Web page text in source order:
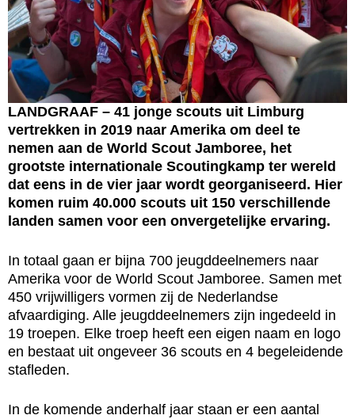
LANDGRAAF – 41 jonge scouts uit Limburg
vertrekken in 2019 naar Amerika om deel te
nemen aan de World Scout Jamboree, het
grootste internationale Scoutingkamp ter wereld
dat eens in de vier jaar wordt georganiseerd. Hier
komen ruim 40.000 scouts uit 150 verschillende
landen samen voor een onvergetelijke ervaring.
In totaal gaan er bijna 700 jeugddeelnemers naar
Amerika voor de World Scout Jamboree. Samen met
450 vrijwilligers vormen zij de Nederlandse
afvaardiging. Alle jeugddeelnemers zijn ingedeeld in
19 troepen. Elke troep heeft een eigen naam en logo
en bestaat uit ongeveer 36 scouts en 4 begeleidende
stafleden.
In de komende anderhalf jaar staan er een aantal